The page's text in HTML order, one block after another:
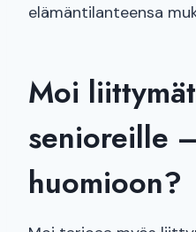
elämäntilanteensa
Moi
senioreille
huomioon?